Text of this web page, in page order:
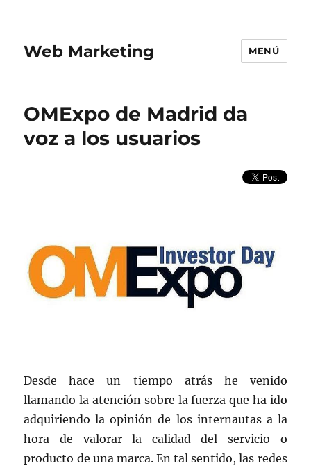
Web Marketing MENÚ
OMExpo de Madrid da
voz a los usuarios
Desde hace un tiempo atrás he venido
llamando la atención sobre la fuerza que ha ido
adquiriendo la opinión de los internautas a la
hora de valorar la calidad del servicio o
producto de una marca. En tal sentido, las redes